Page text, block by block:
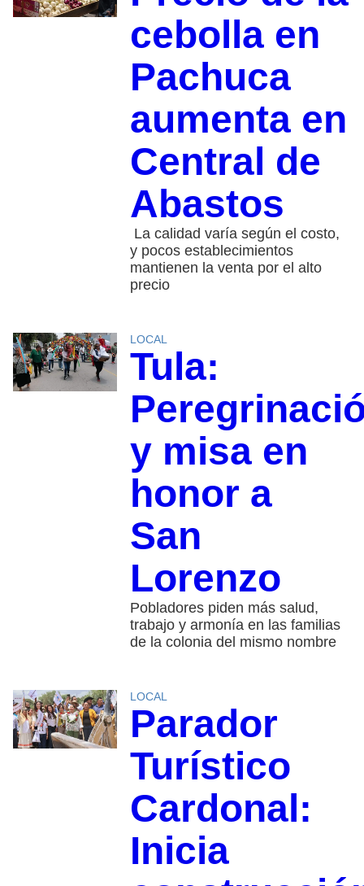
cebolla en
Pachuca
aumenta en
Central de
Abastos
La calidad varía según el costo,
y pocos establecimientos
mantienen la venta por el alto
precio
LOCAL
Tula:
y misa en
honor a
San
Lorenzo
Pobladores piden más salud,
trabajo y armonía en las familias
de la colonia del mismo nombre
LOCAL
Parador
Turístico
Cardonal:
Inicia